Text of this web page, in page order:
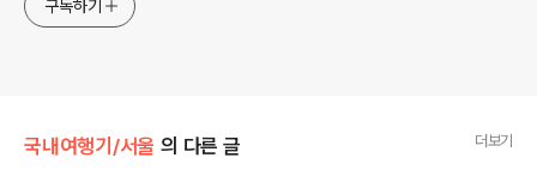
구독하기
국내여행기/서울 의 다른 글 더보기